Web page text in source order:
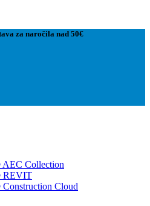
za naročila nad 50€
Collection
REVIT
Cloud